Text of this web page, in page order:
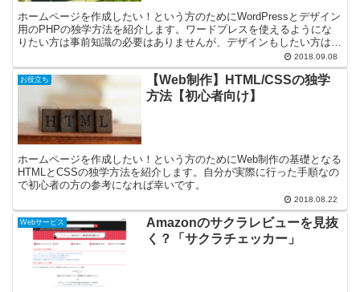
ホームページを作成したい！という方のためにWordPressとデザイン
用のPHPの独学方法を紹介します。ワードプレスを使えるようにな
りたい方は事前知識の必要はありませんが、デザインもしたい方は
2018.09.08
お役立ち
【Web制作】HTML/CSSの独学
方法【初心者向け】
ホームページを作成したい！という方のためにWeb制作の基礎となる
HTMLとCSSの独学方法を紹介します。自分が実際に行った手順なの
で初心者の方の参考になれば幸いです。
2018.08.22
Webサービス
Amazonのサクラレビューを見抜
く？「サクラチェッカー」